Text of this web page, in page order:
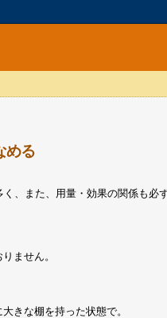
める
、また、用量・効果の関係も必
ません。
きな棚を持った状態で。